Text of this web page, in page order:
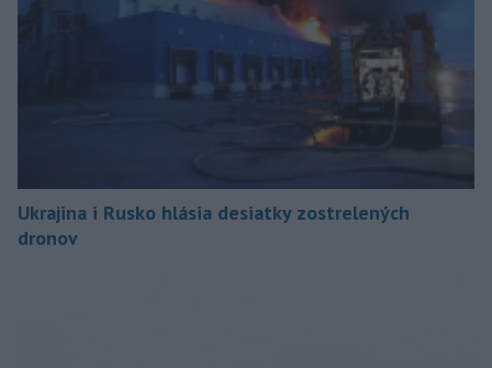
Ukrajina i Rusko hlásia desiatky zostrelených
dronov